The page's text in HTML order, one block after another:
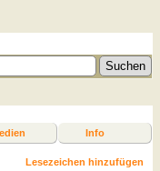
Info
Lesezeichen hinzufügen